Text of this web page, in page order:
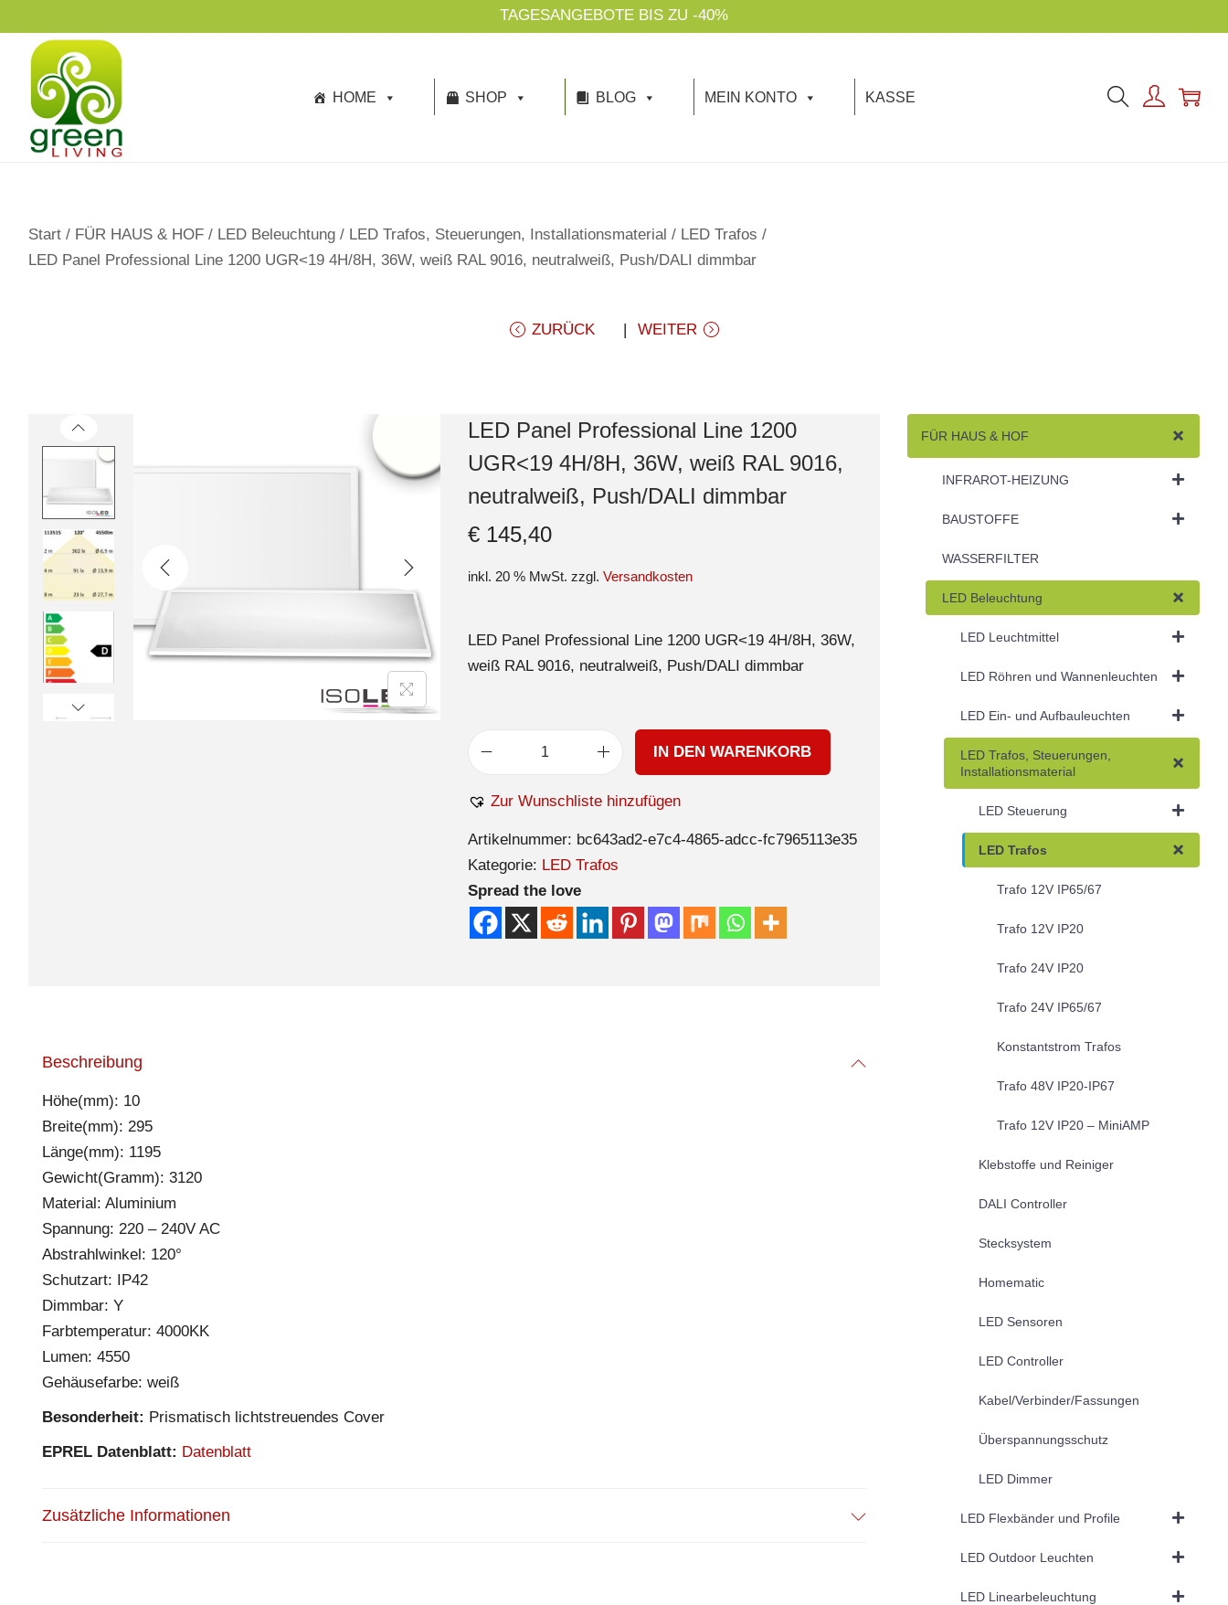
p
HOME SHOP BLOG MEIN KONTO KASSE
Start / FÜR HAUS & HOF / LED Beleuchtung / LED Trafos, Steuerungen, Installationsmaterial / LED Trafos /
LED Panel Professional Line 1200 UGR<19 4H/8H, 36W, weiß RAL 9016, neutralweiß, Push/DALI dimmbar
ZURÜCK WEITER
LED Panel Professional Line 1200
UGR<19 4H/8H, 36W, weiß RAL 9016,
neutralweiß, Push/DALI dimmbar
€145,40
inkl. 20 % MwSt. zzgl. Versandkosten
LED Panel Professional Line 1200 UGR<19 4H/8H, 36W,
weiß RAL 9016, neutralweiß, Push/DALI dimmbar
IN DEN WARENKORB
Zur Wunschliste hinzufügen
Artikelnummer: bc643ad2-e7c4-4865-adcc-fc7965113e35
Kategorie: LED Trafos
Spread the love
Beschreibung
Höhe(mm): 10
Breite(mm): 295
Länge(mm): 1195
Gewicht(Gramm): 3120
Material: Aluminium
Spannung: 220 – 240V AC
Abstrahlwinkel: 120°
Schutzart: IP42
Dimmbar: Y
Farbtemperatur: 4000KK
Lumen: 4550
Gehäusefarbe: weiß
Besonderheit: Prismatisch lichtstreuendes Cover
EPREL Datenblatt: Datenblatt
Zusätzliche Informationen
FÜR HAUS & HOF
INFRAROT-HEIZUNG
BAUSTOFFE
WASSERFILTER
LED Beleuchtung
LED Leuchtmittel
LED Röhren und Wannenleuchten
LED Ein- und Aufbauleuchten
LED Trafos, Steuerungen,
Installationsmaterial
LED Steuerung
LED Trafos
Trafo 12V IP65/67
Trafo 12V IP20
Trafo 24V IP20
Trafo 24V IP65/67
Konstantstrom Trafos
Trafo 48V IP20-IP67
Trafo 12V IP20 – MiniAMP
Klebstoffe und Reiniger
DALI Controller
Stecksystem
Homematic
LED Sensoren
LED Controller
Kabel/Verbinder/Fassungen
Überspannungsschutz
LED Dimmer
LED Flexbänder und Profile
LED Outdoor Leuchten
LED Linearbeleuchtung